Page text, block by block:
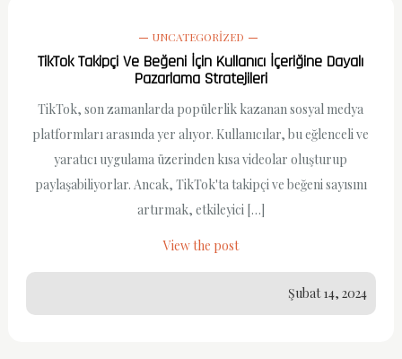
UNCATEGORIZED
TikTok Takipçi Ve Beğeni İçin Kullanıcı İçeriğine Dayalı
Pazarlama Stratejileri
TikTok, son zamanlarda popülerlik kazanan sosyal medya
platformları arasında yer alıyor. Kullanıcılar, bu eğlenceli ve
yaratıcı uygulama üzerinden kısa videolar oluşturup
paylaşabiliyorlar. Ancak, TikTok'ta takipçi ve beğeni sayısını
artırmak, etkileyici […]
View the post
Şubat 14, 2024